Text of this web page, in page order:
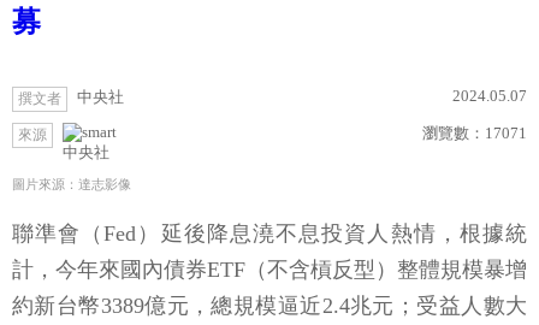
募
撰文者 中央社 2024.05.07
來源
中央社
瀏覽數： 17071
圖片來源：達志影像
聯準會（Fed）延後降息澆不息投資人熱情，根據統
計，今年來國內債券ETF（不含槓反型）整體規模暴增
約新台幣3389億元，總規模逼近2.4兆元；受益人數大